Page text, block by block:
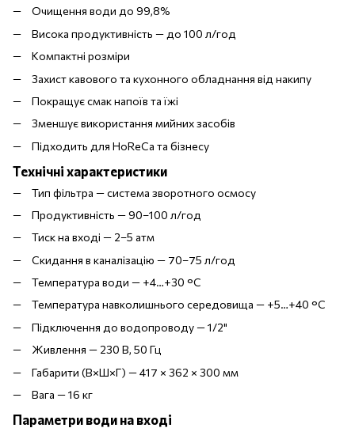
Очищення води до 99,8%
Висока продуктивність — до 100 л/год
Компактні розміри
Захист кавового та кухонного обладнання від накипу
Покращує смак напоїв та їжі
Зменшує використання мийних засобів
Підходить для HoReCa та бізнесу
Технічні характеристики
Тип фільтра — система зворотного осмосу
Продуктивність — 90–100 л/год
Тиск на вході — 2–5 атм
Скидання в каналізацію — 70–75 л/год
Температура води — +4…+30 °C
Температура навколишнього середовища — +5…+40 °C
Підключення до водопроводу — 1/2"
Живлення — 230 В, 50 Гц
Габарити (В×Ш×Г) — 417 × 362 × 300 мм
Вага — 16 кг
Параметри води на вході